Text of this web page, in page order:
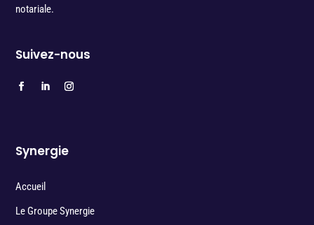
notariale.
Suivez-nous
Synergie
Accueil
Le Groupe Synergie